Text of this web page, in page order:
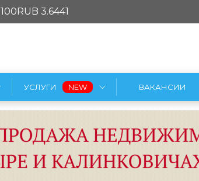
100RUB 3.6441
УСЛУГИ ВАКАНСИИ